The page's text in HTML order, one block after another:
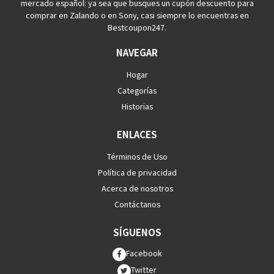
mercado español: ya sea que busques un cupón descuento para
comprar en Zalando o en Sony, casi siempre lo encuentras en
Bestcoupon247.
NAVEGAR
Hogar
Categorías
Historias
ENLACES
Términos de Uso
Política de privacidad
Acerca de nosotros
Contáctanos
SÍGUENOS
Facebook
Twitter